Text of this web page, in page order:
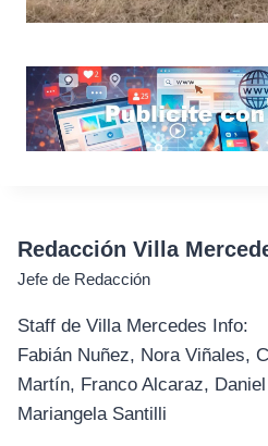
Redacción Villa
Jefe de Redacción
Staff de Villa Mercedes Info:
Fabián Nuñez, Nora Viñales,
Martín, Franco Alcaraz,
Mariangela Santilli